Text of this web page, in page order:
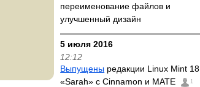
переименование файлов и
улучшенный дизайн
5 июля 2016
12:12
Выпущены редакции Linux Mint 18
«Sarah» с Cinnamon и MATE
1